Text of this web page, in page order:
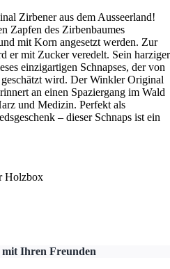
Zirbener aus dem Ausseerland!
Zapfen des Zirbenbaumes
mit Korn angesetzt werden. Zur
er mit Zucker veredelt. Sein harziger
einzigartigen Schnapses, der von
wird. Der Winkler Original
an einen Spaziergang im Wald
und Medizin. Perfekt als
– dieser Schnaps ist ein
Holzbox
Ihren Freunden